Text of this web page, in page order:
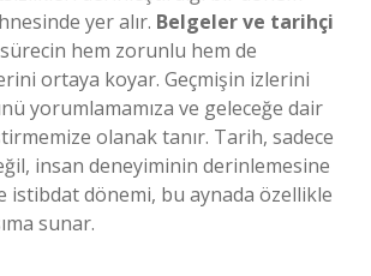
yer alır. Belgeler ve tarihçi
hem zorunlu hem de
ortaya koyar. Geçmişin izlerini
yorumlamamıza ve geleceğe dair
olanak tanır. Tarih, sadece
insan deneyiminin derinlemesine
istibdat dönemi, bu aynada özellikle
sunar.